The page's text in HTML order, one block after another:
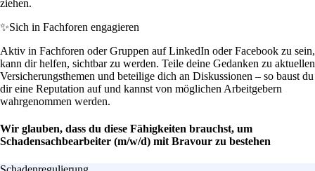
ziehen.
✨Sich in Fachforen engagieren
Aktiv in Fachforen oder Gruppen auf LinkedIn oder Facebook zu sein,
kann dir helfen, sichtbar zu werden. Teile deine Gedanken zu aktuellen
Versicherungsthemen und beteilige dich an Diskussionen – so baust du
dir eine Reputation auf und kannst von möglichen Arbeitgebern
wahrgenommen werden.
Wir glauben, dass du diese Fähigkeiten brauchst, um
Schadensachbearbeiter (m/w/d) mit Bravour zu bestehen